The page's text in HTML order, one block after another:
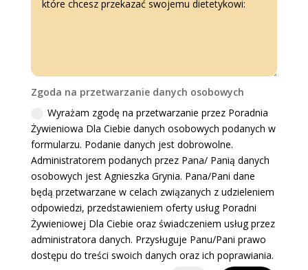
Zgoda na przetwarzanie danych osobowych
Wyrażam zgodę na przetwarzanie przez Poradnia
Żywieniowa Dla Ciebie danych osobowych podanych w
formularzu. Podanie danych jest dobrowolne.
Administratorem podanych przez Pana/ Panią danych
osobowych jest Agnieszka Grynia. Pana/Pani dane
będą przetwarzane w celach związanych z udzieleniem
odpowiedzi, przedstawieniem oferty usług Poradni
Żywieniowej Dla Ciebie oraz świadczeniem usług przez
administratora danych. Przysługuje Panu/Pani prawo
dostępu do treści swoich danych oraz ich poprawiania.